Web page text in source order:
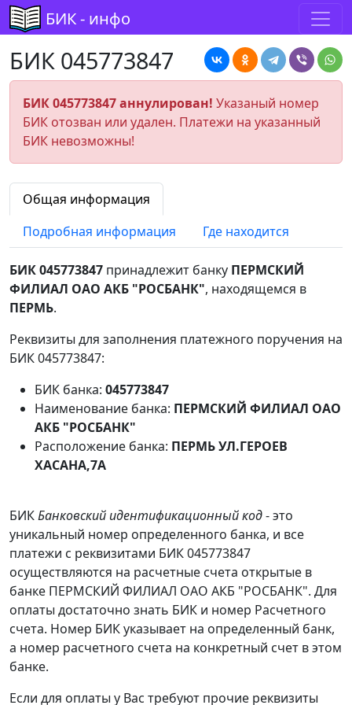
БИК - инфо
БИК 045773847
БИК 045773847 аннулирован! Указаный номер
БИК отозван или удален. Платежи на указанный
БИК невозможны!
Общая информация
Подробная информация
Где находится
БИК 045773847 принадлежит банку ПЕРМСКИЙ
ФИЛИАЛ ОАО АКБ "РОСБАНК", находящемся в
ПЕРМЬ.
Реквизиты для заполнения платежного поручения на
БИК 045773847:
БИК банка: 045773847
Наименование банка: ПЕРМСКИЙ ФИЛИАЛ ОАО
АКБ "РОСБАНК"
Расположение банка: ПЕРМЬ УЛ.ГЕРОЕВ
ХАСАНА,7А
БИКБанковский идентификационный код- это
уникальный номер определенного банка, и все
платежи с реквизитами БИК 045773847
осуществляются на расчетные счета открытые в
банке ПЕРМСКИЙ ФИЛИАЛ ОАО АКБ "РОСБАНК". Для
оплаты достаточно знать БИК и номер Расчетного
счета. Номер БИК указывает на определенный банк,
а номер расчетного счета на конкретный счет в этом
банке.
Если для оплаты у Вас требуют прочие реквизиты